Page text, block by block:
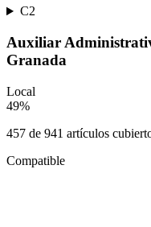
C2
Auxiliar
Granada
Local
49%
457 de 941 artículos
Compatible